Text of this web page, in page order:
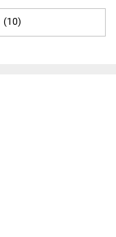
(10)